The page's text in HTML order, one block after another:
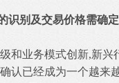
识别及交易价格需确
和业务模式创新,新兴
认已经成为一个越来